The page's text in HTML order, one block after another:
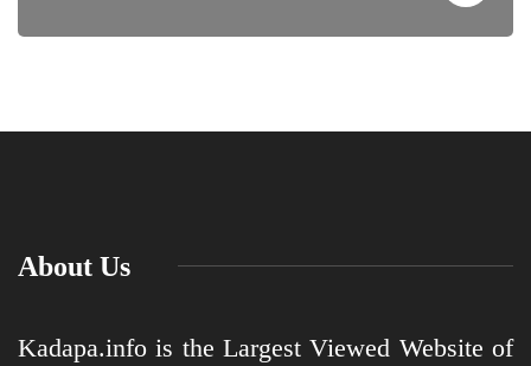
About Us
Kadapa.info is the Largest Viewed Website of